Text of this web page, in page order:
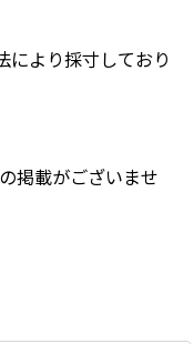
より採寸しており
掲載がございませ